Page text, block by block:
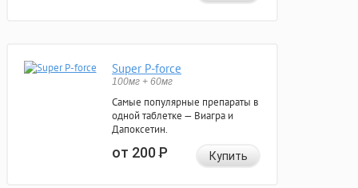
Super P-force
100мг + 60мг
Самые популярные препараты в
одной таблетке — Виагра и
Дапоксетин.
от 200Р Купить